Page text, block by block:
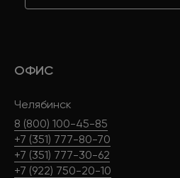
ОФИС
Челябинск
8 (800) 100-45-85
+7 (351) 777-80-70
+7 (351) 777-30-62
+7 (922) 750-20-10